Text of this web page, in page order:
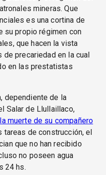
mineras. Que
es una cortina de
su propio régimen con
que hacen la vista
precariedad en la cual
en las prestatistas
dependiente de la
Salar de Llullaillaco,
muerte de su compañero
tareas de construcción, el
que no han recibido
no poseen agua
24 hs.